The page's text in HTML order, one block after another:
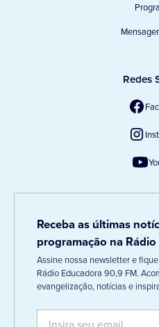
Redes
Receba as últimas
programação na
Assine nossa newsletter e
Rádio Educadora 90,9 FM.
evangelização, notícias e